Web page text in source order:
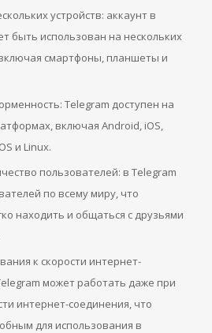
устройств: аккаунт в
быть использован на нескольких
смартфоны, планшеты и
Telegram доступен на
включая Android, iOS,
и Linux.
пользователей: в Telegram
по всему миру, что
находить и общаться с друзьями
к скорости интернет-
может работать даже при
интернет-соединения, что
для использования в